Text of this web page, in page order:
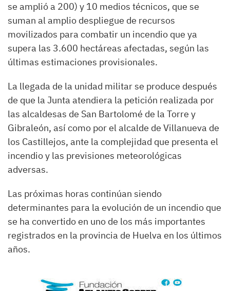
se amplió a 200) y 10 medios técnicos, que se
suman al amplio despliegue de recursos
movilizados para combatir un incendio que ya
supera las 3.600 hectáreas afectadas, según las
últimas estimaciones provisionales.
La llegada de la unidad militar se produce después
de que la Junta atendiera la petición realizada por
las alcaldesas de San Bartolomé de la Torre y
Gibraleón, así como por el alcalde de Villanueva de
los Castillejos, ante la complejidad que presenta el
incendio y las previsiones meteorológicas
adversas.
Las próximas horas continúan siendo
determinantes para la evolución de un incendio que
se ha convertido en uno de los más importantes
registrados en la provincia de Huelva en los últimos
años.